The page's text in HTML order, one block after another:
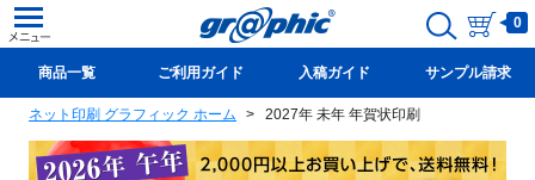
0
商品一覧 ご利用ガイド 入稿ガイド サンプル請求
新規会員登録(無料)
ネット印刷 グラフィック ホーム 2027年 未年 年賀状印刷